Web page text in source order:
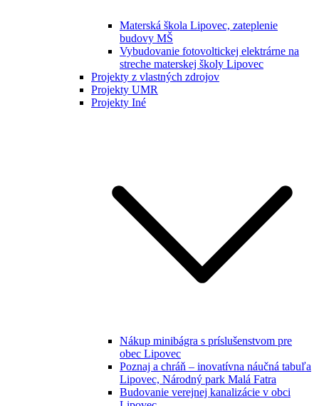
Materská škola Lipovec, zateplenie
budovy MŠ
Vybudovanie fotovoltickej elektrárne na
streche materskej školy Lipovec
Projekty z vlastných zdrojov
Projekty UMR
Projekty Iné
Nákup minibágra s príslušenstvom pre
obec Lipovec
Poznaj a chráň – inovatívna náučná tabuľa
Lipovec, Národný park Malá Fatra
Budovanie verejnej kanalizácie v obci